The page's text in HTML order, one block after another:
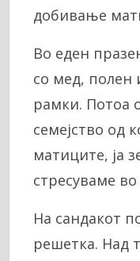
добивање
Во еден
со мед, полен
рамки. Потоа
семејство од
матиците, ја
стресуваме
На сандакот
решетка. Над